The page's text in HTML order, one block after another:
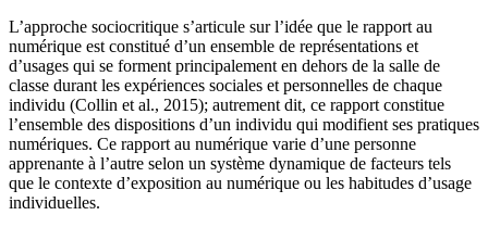
L’approche sociocritique s’articule sur l’idée que le rapport au
numérique est constitué d’un ensemble de représentations et
d’usages qui se forment principalement en dehors de la salle de
classe durant les expériences sociales et personnelles de chaque
individu (Collin et al., 2015); autrement dit, ce rapport constitue
l’ensemble des dispositions d’un individu qui modifient ses pratiques
numériques. Ce rapport au numérique varie d’une personne
apprenante à l’autre selon un système dynamique de facteurs tels
que le contexte d’exposition au numérique ou les habitudes d’usage
individuelles.